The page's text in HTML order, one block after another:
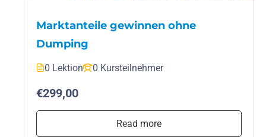
Marktanteile gewinnen ohne
Dumping
0 Lektion 0 Kursteilnehmer
€299,00
Read more